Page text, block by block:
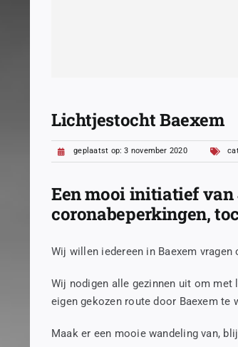
Lichtjestocht Baexem
geplaatst op: 3 november 2020
Een mooi initiatief van
coronabeperkingen,
Wij willen iedereen in Baexem
Wij nodigen alle gezinnen uit om
eigen gekozen route door Baexem te
Maak er een mooie wandeling van,